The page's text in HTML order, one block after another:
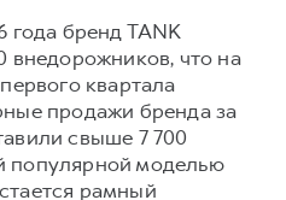
года бренд TANK
внедорожников, что на
квартала
продажи бренда за
свыше 7 700
популярной моделью
рамный